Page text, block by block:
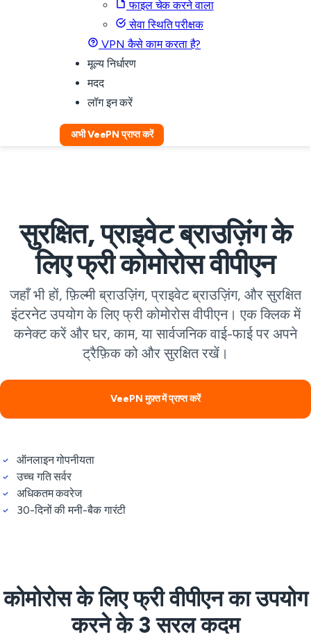
फाइल चेक करने वाला
सेवा स्थिति परीक्षक
VPN कैसे काम करता है?
मूल्य निर्धारण
मदद
लॉग इन करें
अभी VeePN प्राप्त करें
सुरक्षित, प्राइवेट ब्राउज़िंग के
लिए फ्री कोमोरोस वीपीएन
जहाँ भी हों, फ़िल्मी ब्राउज़िंग, प्राइवेट ब्राउज़िंग, और सुरक्षित
इंटरनेट उपयोग के लिए फ्री कोमोरोस वीपीएन। एक क्लिक में
कनेक्ट करें और घर, काम, या सार्वजनिक वाई-फाई पर अपने
ट्रैफ़िक को और सुरक्षित रखें।
VeePN मुफ़्त में प्राप्त करें
ऑनलाइन गोपनीयता
उच्च गति सर्वर
अधिकतम कवरेज
30-दिनों की मनी-बैक गारंटी
कोमोरोस के लिए फ्री वीपीएन का उपयोग
करने के 3 सरल कदम